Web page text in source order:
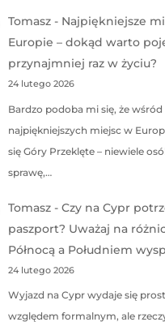
Tomasz - Najpiękniejsze
Europie – dokąd warto
przynajmniej raz w życiu?
24 lutego 2026
Bardzo podoba mi się, że wśród
najpiękniejszych miejsc w
się Góry Przeklęte – niewiele
sprawę,…
Tomasz -Czy na Cypr
paszport? Uważaj na
Północą a Południem
24 lutego 2026
Wyjazd na Cypr wydaje się
względem formalnym, ale